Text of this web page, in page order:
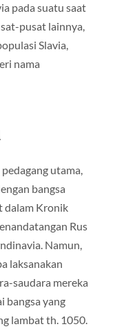
pada suatu saat
pusat lainnya,
Slavia,
nama
utama,
bangsa
dalam Kronik
Rus
Namun,
laksanakan
saudara mereka
bangsa yang
lambat th. 1050.